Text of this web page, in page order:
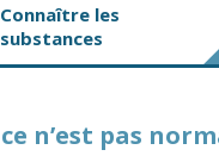
Connaître les
substances
n’est pas